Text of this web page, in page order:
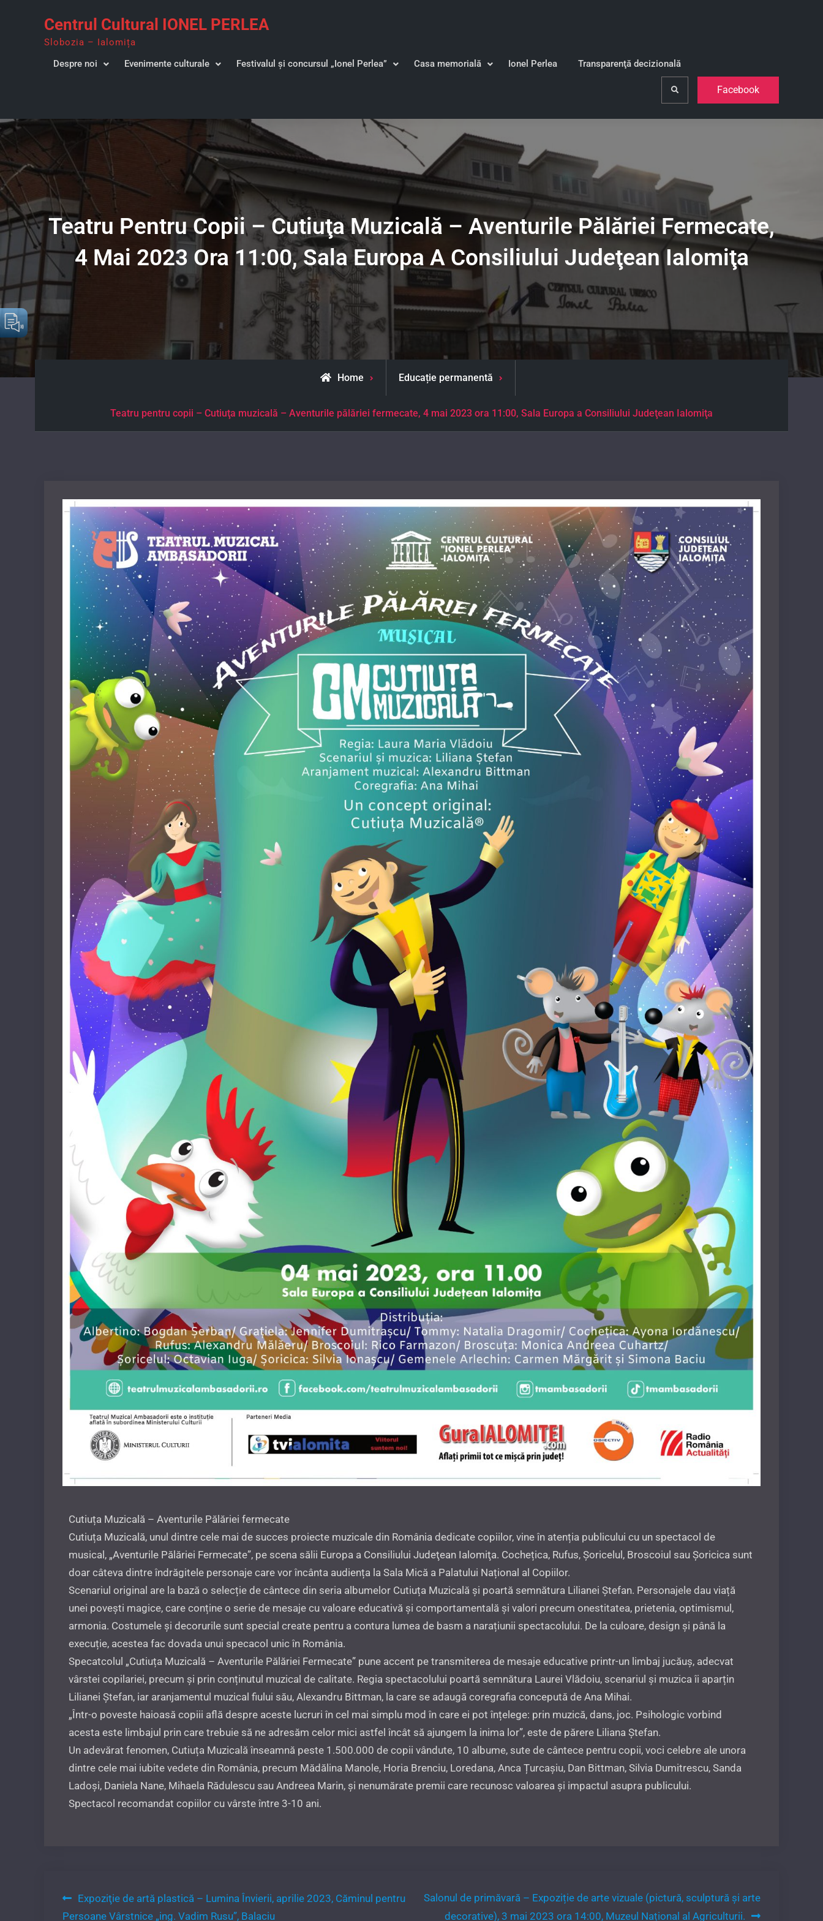
Centrul Cultural IONEL PERLEA
Slobozia – Ialomița
Despre noi
Evenimente culturale Festivalul și concursul „Ionel Perlea” Casa memorială Ionel Perlea Transparenţă decizională
Search Facebook
Teatru Pentru Copii – Cutiuţa Muzicală – Aventurile Pălăriei Fermecate,
4 Mai 2023 Ora 11:00, Sala Europa A Consiliului Judeţean Ialomiţa
Home Educație permanentă
Teatru pentru copii – Cutiuţa muzicală – Aventurile pălăriei fermecate, 4 mai 2023 ora 11:00, Sala Europa a Consiliului Judeţean Ialomiţa
Cutiuța Muzicală – Aventurile Pălăriei fermecate
Cutiuța Muzicală, unul dintre cele mai de succes proiecte muzicale din România dedicate copiilor, vine în atenția publicului cu un spectacol de
musical, „Aventurile Pălăriei Fermecate”, pe scena sălii Europa a Consiliului Judeţean Ialomiţa. Cochețica, Rufus, Șoricelul, Broscoiul sau Șoricica sunt
doar câteva dintre îndrăgitele personaje care vor încânta audiența la Sala Mică a Palatului Național al Copiilor.
Scenariul original are la bază o selecție de cântece din seria albumelor Cutiuța Muzicală și poartă semnătura Lilianei Ștefan. Personajele dau viață
unei povești magice, care conține o serie de mesaje cu valoare educativă și comportamentală și valori precum onestitatea, prietenia, optimismul,
armonia. Costumele și decorurile sunt special create pentru a contura lumea de basm a narațiunii spectacolului. De la culoare, design și până la
execuție, acestea fac dovada unui specacol unic în România.
Specatcolul „Cutiuța Muzicală – Aventurile Pălăriei Fermecate” pune accent pe transmiterea de mesaje educative printr-un limbaj jucăuș, adecvat
vârstei copilariei, precum și prin conținutul muzical de calitate. Regia spectacolului poartă semnătura Laurei Vlădoiu, scenariul și muzica îi aparțin
Lilianei Ștefan, iar aranjamentul muzical fiului său, Alexandru Bittman, la care se adaugă coregrafia concepută de Ana Mihai.
„Într-o poveste haioasă copiii află despre aceste lucruri în cel mai simplu mod în care ei pot înțelege: prin muzică, dans, joc. Psihologic vorbind
acesta este limbajul prin care trebuie să ne adresăm celor mici astfel încât să ajungem la inima lor”, este de părere Liliana Ștefan.
Un adevărat fenomen, Cutiuța Muzicală înseamnă peste 1.500.000 de copii vândute, 10 albume, sute de cântece pentru copii, voci celebre ale unora
dintre cele mai iubite vedete din România, precum Mădălina Manole, Horia Brenciu, Loredana, Anca Țurcașiu, Dan Bittman, Silvia Dumitrescu, Sanda
Ladoși, Daniela Nane, Mihaela Rădulescu sau Andreea Marin, și nenumărate premii care recunosc valoarea și impactul asupra publicului.
Spectacol recomandat copiilor cu vârste între 3-10 ani.
Navigare
Expoziţie de artă plastică – Lumina Învierii, aprilie 2023, Căminul pentru
Persoane Vârstnice „ing. Vadim Rusu”, Balaciu
Salonul de primăvară – Expoziție de arte vizuale (pictură, sculptură și arte
decorative), 3 mai 2023 ora 14:00, Muzeul Național al Agriculturii.